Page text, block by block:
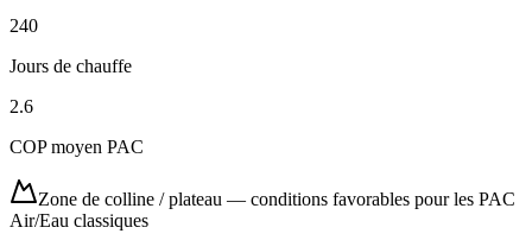
240
Jours de chauffe
2.6
COP moyen PAC
Zone de colline / plateau — conditions favorables pour les PAC
Air/Eau classiques